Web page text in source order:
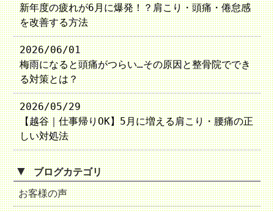
新年度の疲れが6月に爆発！？肩こり・頭痛・倦怠感
を改善する方法
2026/06/01
梅雨になると頭痛がつらい…その原因と整骨院ででき
る対策とは？
2026/05/29
【越谷｜仕事帰りOK】5月に増える肩こり・腰痛の正
しい対処法
▼ ブログカテゴリ
お客様の声